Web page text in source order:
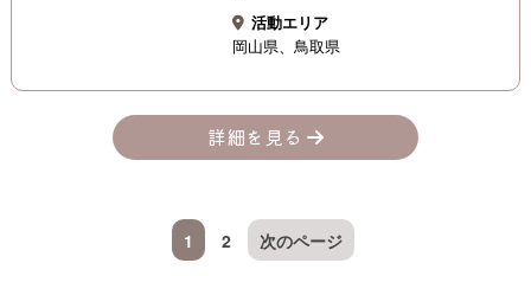
活動エリア
岡山県
鳥取県
詳細を見る
1 2 次のページ